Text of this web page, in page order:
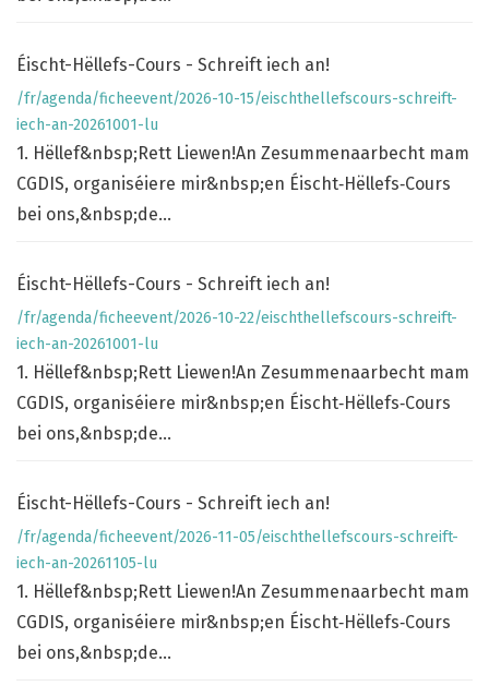
Éischt-Hëllefs-Cours - Schreift iech an!
/fr/agenda/ficheevent/2026-10-15/eischthellefscours-schreift-
iech-an-20261001-lu
1. Hëllef&nbsp;Rett Liewen!An Zesummenaarbecht mam
CGDIS, organiséiere mir&nbsp;en Éischt‑Hëllefs‑Cours
bei ons,&nbsp;de...
Éischt-Hëllefs-Cours - Schreift iech an!
/fr/agenda/ficheevent/2026-10-22/eischthellefscours-schreift-
iech-an-20261001-lu
1. Hëllef&nbsp;Rett Liewen!An Zesummenaarbecht mam
CGDIS, organiséiere mir&nbsp;en Éischt‑Hëllefs‑Cours
bei ons,&nbsp;de...
Éischt-Hëllefs-Cours - Schreift iech an!
/fr/agenda/ficheevent/2026-11-05/eischthellefscours-schreift-
iech-an-20261105-lu
1. Hëllef&nbsp;Rett Liewen!An Zesummenaarbecht mam
CGDIS, organiséiere mir&nbsp;en Éischt‑Hëllefs‑Cours
bei ons,&nbsp;de...